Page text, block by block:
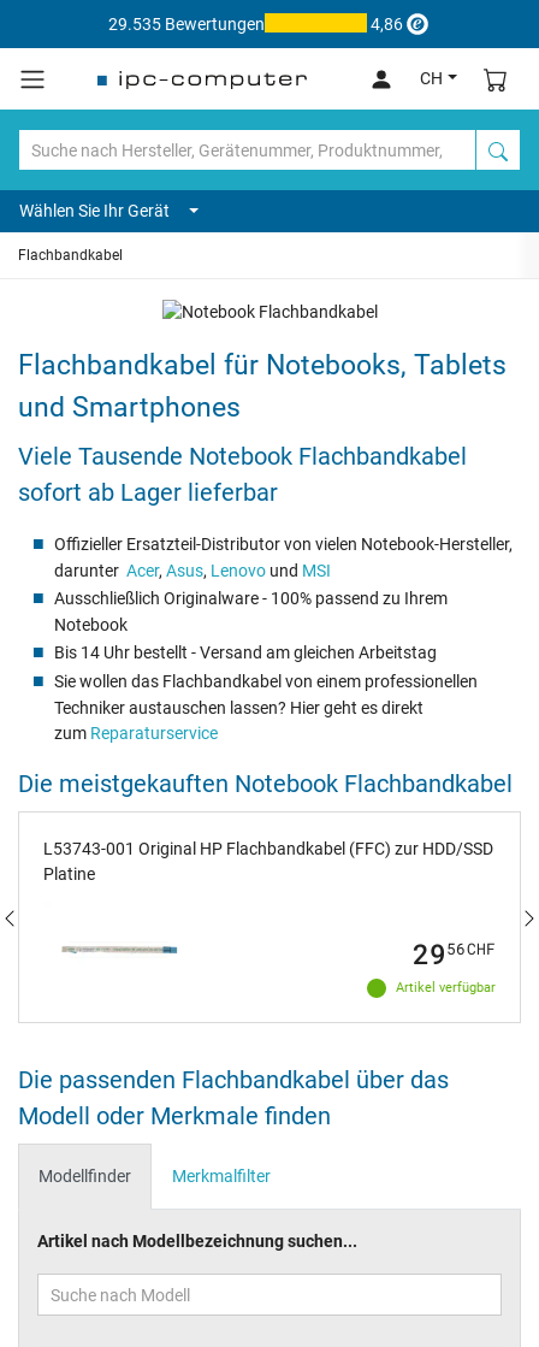
29.535 Bewertungen 4,86
CH
Wählen Sie Ihr Gerät
Flachbandkabel
Flachbandkabel für Notebooks, Tablets
und Smartphones
Viele Tausende Notebook Flachbandkabel
sofort ab Lager lieferbar
Offizieller Ersatzteil-Distributor von vielen Notebook-Hersteller,
darunter Acer, Asus, Lenovo und MSI
Ausschließlich Originalware - 100% passend zu Ihrem
Notebook
Bis 14 Uhr bestellt - Versand am gleichen Arbeitstag
Sie wollen das Flachbandkabel von einem professionellen
Techniker austauschen lassen? Hier geht es direkt
zum Reparaturservice
Die meistgekauften Notebook Flachbandkabel
L53743-001 Original HP Flachbandkabel (FFC) zur HDD/SSD
Platine
Artikel verfügbar
2956CHF
Die passenden Flachbandkabel über das
Modell oder Merkmale finden
Modellfinder Merkmalfilter
Artikel nach Modellbezeichnung suchen...